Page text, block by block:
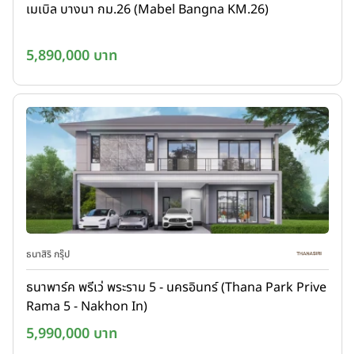
เมเบิล บางนา กม.26 (Mabel Bangna KM.26)
5,890,000 บาท
ธนาสิริ กรุ๊ป
ธนาพาร์ค พรีเว่ พระราม 5 - นครอินทร์ (Thana Park Prive
Rama 5 - Nakhon In)
5,990,000 บาท